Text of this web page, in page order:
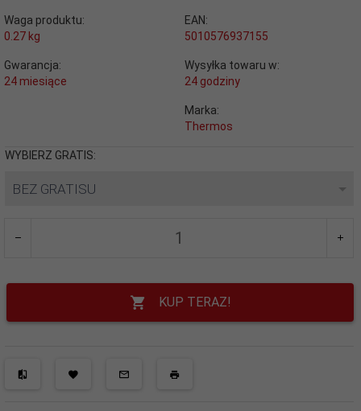
Waga produktu:
0.27 kg
EAN:
5010576937155
Gwarancja:
24 miesiące
Wysyłka towaru w:
24 godziny
Marka:
Thermos
WYBIERZ GRATIS:
BEZ GRATISU
KUP TERAZ!